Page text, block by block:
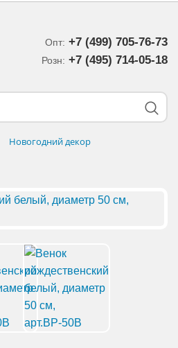
Опт: +7 (499) 705-76-73
Розн: +7 (495) 714-05-18‬
Новогодний декор